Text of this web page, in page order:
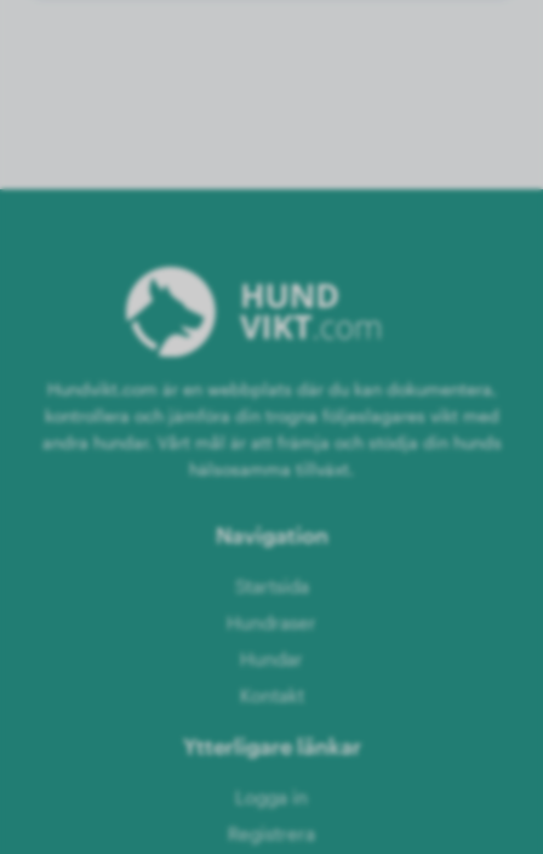
Hundvikt.com är en webbplats där du kan dokumentera,
kontrollera och jämföra din trogna följeslagares vikt med
andra hundar. Vårt mål är att främja och stödja din hunds
hälsosamma tillväxt.
Navigation
Startsida
Hundraser
Hundar
Kontakt
Ytterligare länkar
Logga in
Registrera